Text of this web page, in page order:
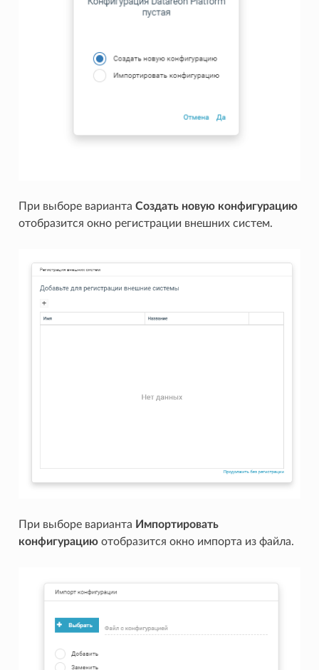
При выборе варианта Создать новую конфигурацию
отобразится окно регистрации внешних систем.
При выборе варианта Импортировать
конфигурациюотобразится окно импорта из файла.